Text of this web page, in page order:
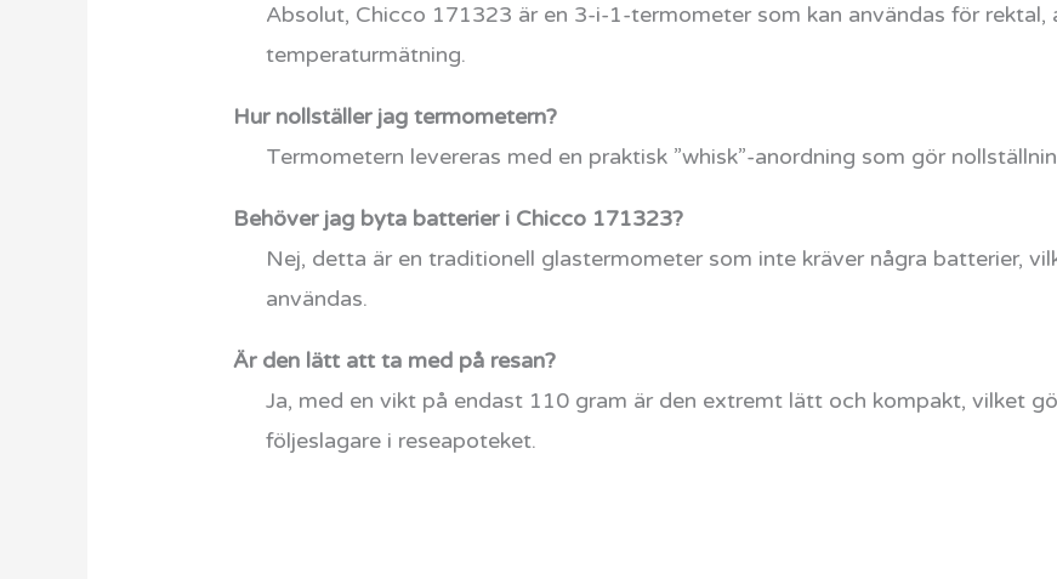
Absolut, Chicco 171323 är en 3-i-1-termometer som kan användas för rektal,
temperaturmätning.
Hur nollställer jag termometern?
Termometern levereras med en praktisk ”whisk”-anordning som gör
Behöver jag byta batterier i Chicco 171323?
Nej, detta är en traditionell glastermometer som inte kräver några batterier,
användas.
Är den lätt att ta med på resan?
Ja, med en vikt på endast 110 gram är den extremt lätt och kompakt, vilket
följeslagare i reseapoteket.